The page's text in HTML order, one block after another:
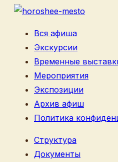
Вся афиша
Экскурсии
Временные
Мероприятия
Экспозиции
Архив афиш
Политика
Структура
Документы